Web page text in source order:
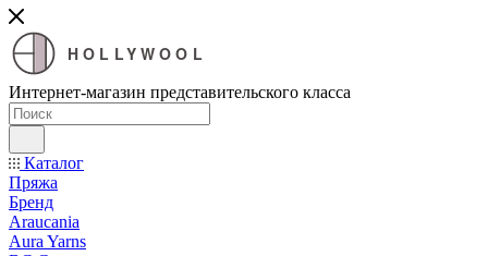
HOLLYWOOL
Интернет-магазин представительского класса
Каталог
Пряжа
Бренд
Araucania
Aura Yarns